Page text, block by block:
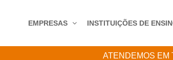
EMPRESAS INSTITUIÇÕES DE
ATENDEMOS EM